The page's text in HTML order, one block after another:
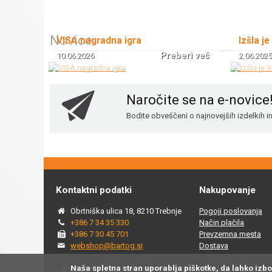
Novice
VISA nagradna igra
10.06.2026 Preberi več
Izšla
2.06.2025
Naročite se na e-novice!
Bodite obveščeni o najnovejših izdelkih
Kontaktni podatki
Obrtniška ulica 18, 8210 Trebnje
+386 7 34 35 330
+386 7 30 45 701
webshop@bartog.si
Nakupovanje
Pogoji poslovanja
Način plačila
Prevzemna mesta
Dostava
© 2015 - 2025 Spletna trgovina Bartog, v spletni trgovini
Naša spletna stran uporablja piškotke, da lahko